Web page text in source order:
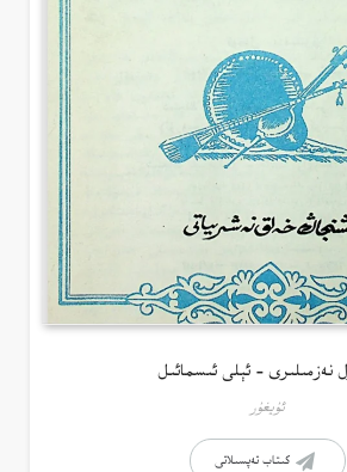
نەزمىلىرى – ئېلى ئىسمائىل
ئۇيغۇر
كىتاب تەپسىلاتى